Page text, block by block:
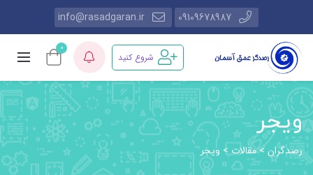
09109678987
info@rasadgaran.ir
شروع کنید
0
ویجر
رصدگران>مقالات> ویجر